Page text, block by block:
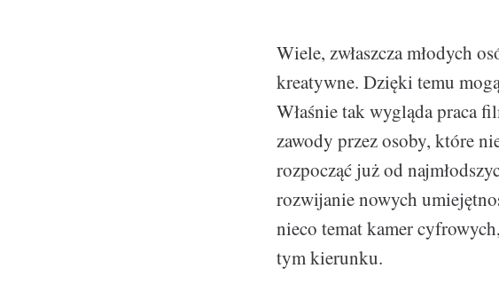
Wiele, zwłaszcza młodych
kreatywne. Dzięki temu
Właśnie tak wygląda praca
zawody przez osoby, które
rozpocząć już od
rozwijanie nowych
nieco temat kamer
tym kierunku.